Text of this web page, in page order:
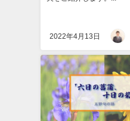
2022年4月13日